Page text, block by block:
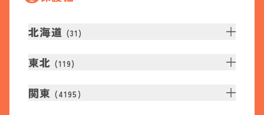
北海道 (31 )
東北 (119)
関東 (4195 )